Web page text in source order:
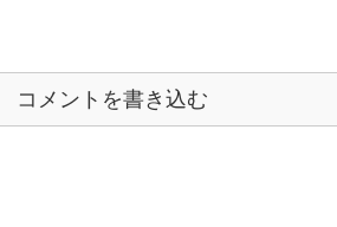
コメントを書き込む